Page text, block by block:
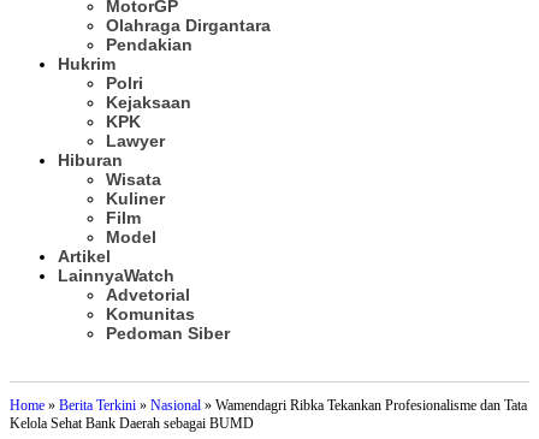
MotorGP
Olahraga Dirgantara
Pendakian
Hukrim
Polri
Kejaksaan
KPK
Lawyer
Hiburan
Wisata
Kuliner
Film
Model
Artikel
LainnyaWatch
Advetorial
Komunitas
Pedoman Siber
Home » Berita Terkini » Nasional » Wamendagri Ribka Tekankan Profesionalisme dan Tata
Kelola Sehat Bank Daerah sebagai BUMD